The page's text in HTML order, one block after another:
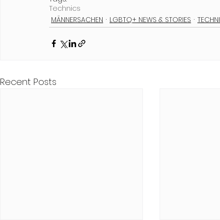
Technics
MÄNNERSACHEN
LGBTQ+ NEWS & STORIES
Recent Posts